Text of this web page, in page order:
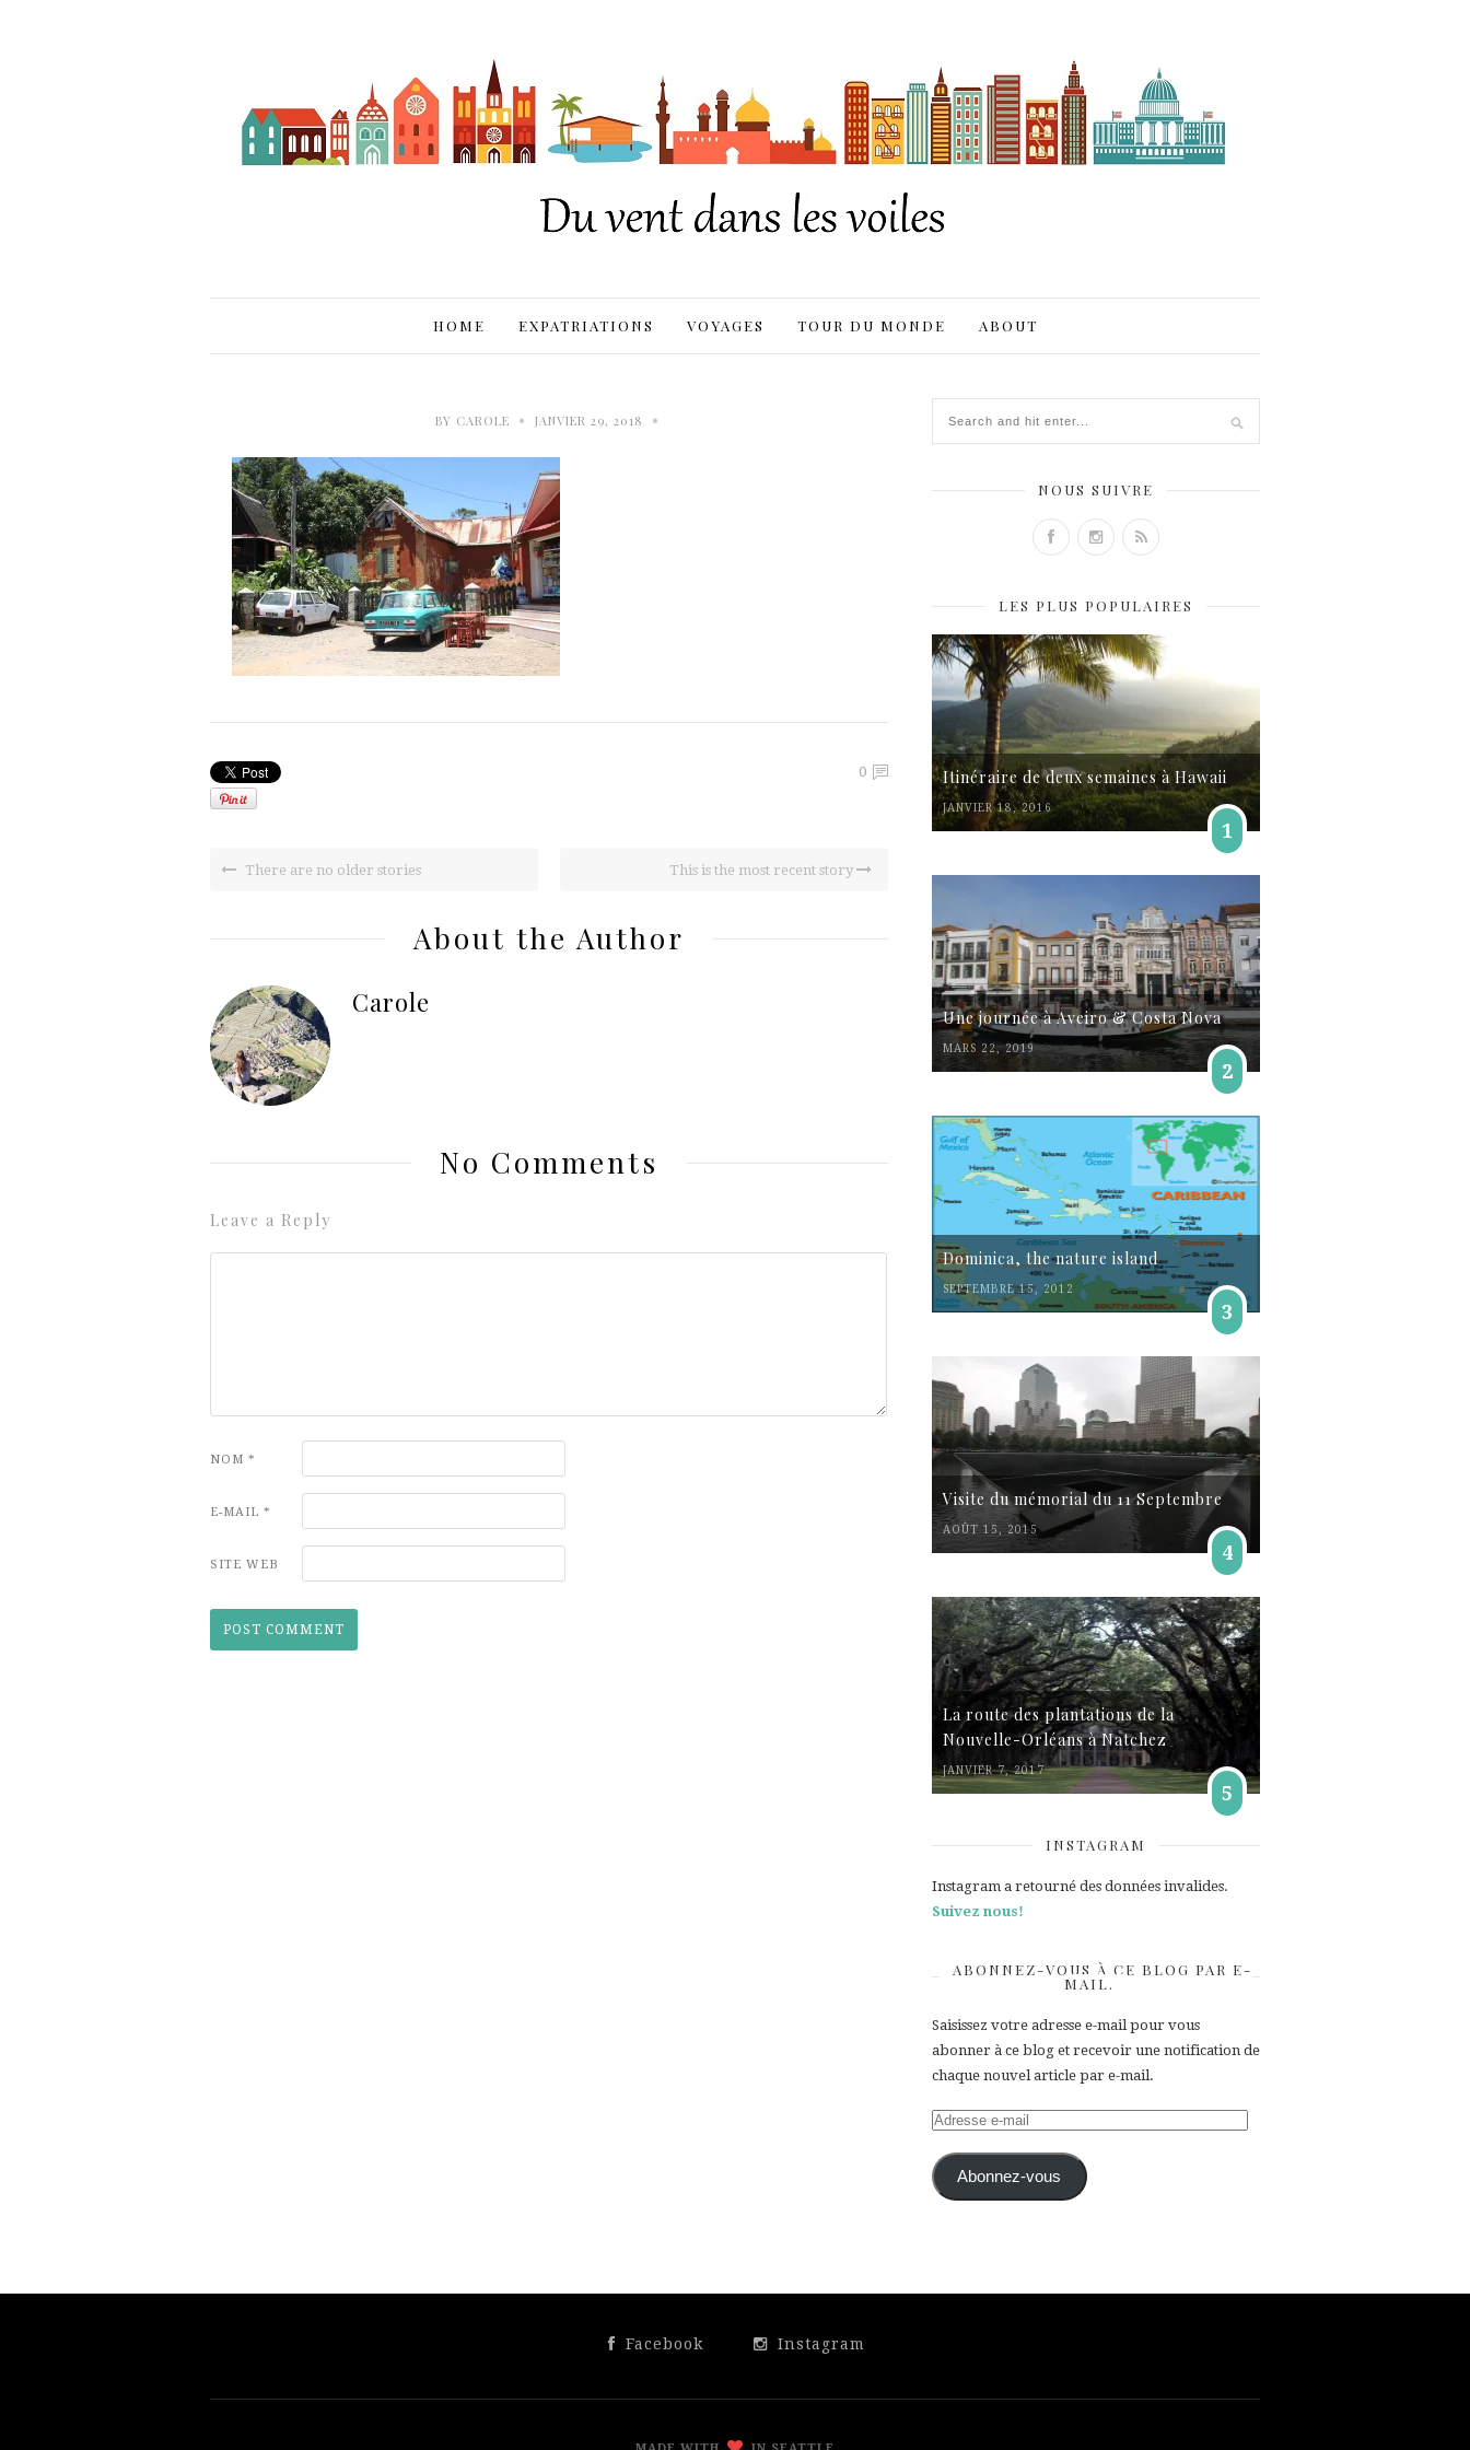
HOME EXPATRIATIONS VOYAGES TOUR DU MONDE ABOUT
BY CAROLE • JANVIER 29, 2018 •
0
There are no older stories This is the most recent story
About the Author
Carole
No Comments
Leave a Reply
NOM *
E-MAIL *
SITE WEB
NOUS SUIVRE
LES PLUS POPULAIRES
Itinéraire de deux semaines à Hawaii
JANVIER 18, 2016
1
Une journée à Aveiro & Costa Nova
MARS 22, 2019
2
Dominica, the nature island
SEPTEMBRE 15, 2012
3
Visite du mémorial du 11 Septembre
AOÛT 15, 2015
4
La route des plantations de la
Nouvelle-Orléans à Natchez
JANVIER 7, 2017
5
INSTAGRAM
Instagram a retourné des données invalides.
Suivez nous!
ABONNEZ-VOUS À CE BLOG PAR E-
MAIL.
Saisissez votre adresse e-mail pour vous
abonner à ce blog et recevoir une notification de
chaque nouvel article par e-mail.
Adresse
mail Abonnez-vous
Facebook Instagram